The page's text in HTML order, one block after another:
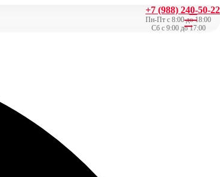
+7 (988) 240-50-22
Пн-Пт с 8:00 до 18:00
Сб с 9:00 до 17:00